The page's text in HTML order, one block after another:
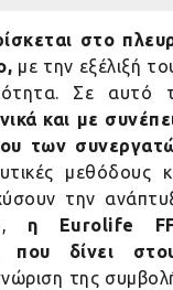
στο
με την εξέλιξή
Σε αυτό
και με
των
μεθόδους
την
η Eurolife
που δίνει
της